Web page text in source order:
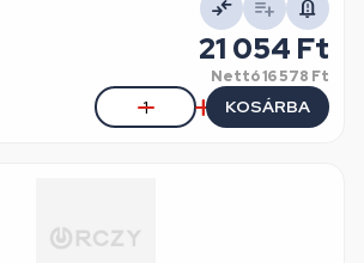
21 054 Ft
Nettó16 578 Ft
KOSÁRBA